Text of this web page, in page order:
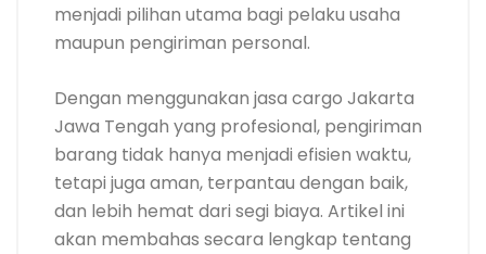
menjadi pilihan utama bagi pelaku usaha
maupun pengiriman personal.
Dengan menggunakan jasa cargo Jakarta
Jawa Tengah yang profesional, pengiriman
barang tidak hanya menjadi efisien waktu,
tetapi juga aman, terpantau dengan baik,
dan lebih hemat dari segi biaya. Artikel ini
akan membahas secara lengkap tentang